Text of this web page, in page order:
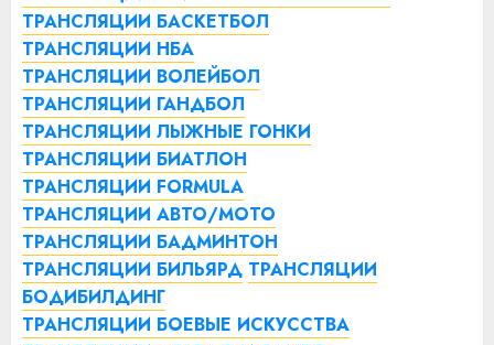
ТРАНСЛЯЦИИ БАСКЕТБОЛ
ТРАНСЛЯЦИИ НБА
ТРАНСЛЯЦИИ ВОЛЕЙБОЛ
ТРАНСЛЯЦИИ ГАНДБОЛ
ТРАНСЛЯЦИИ ЛЫЖНЫЕ ГОНКИ
ТРАНСЛЯЦИИ БИАТЛОН
ТРАНСЛЯЦИИ FORMULA
ТРАНСЛЯЦИИ АВТО/МОТО
ТРАНСЛЯЦИИ БАДМИНТОН
ТРАНСЛЯЦИИ БИЛЬЯРД ТРАНСЛЯЦИИ
БОДИБИЛДИНГ
ТРАНСЛЯЦИИ БОЕВЫЕ ИСКУССТВА